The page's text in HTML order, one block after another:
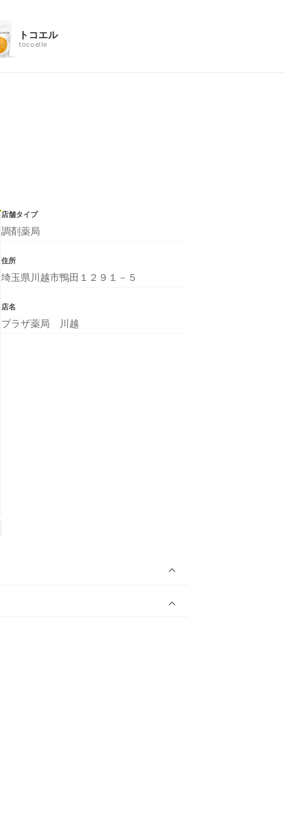
トコエル
tocoelle
店舗タイプ
調剤薬局
住所
埼玉県川越市鴨田１２９１－５
店名
プラザ薬局 川越